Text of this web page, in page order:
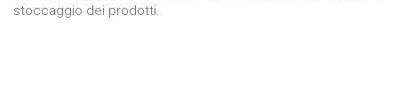
stoccaggio dei prodotti.